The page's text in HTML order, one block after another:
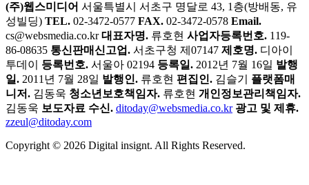
(주)웹스미디어 서울특별시 서초구 명달로 43, 1층(방배동, 유
성빌딩) TEL. 02-3472-0577 FAX. 02-3472-0578 Email.
cs@websmedia.co.kr 대표자명. 류호현 사업자등록번호. 119-
86-08635 통신판매신고업. 서초구청 제07147 제호명. 디아이
투데이
등록번호. 서울아 02194 등록일. 2012년 7월 16일 발행
일. 2011년 7월 28일 발행인. 류호현 편집인. 김슬기
플랫폼매
니저. 김동욱 청소년보호책임자. 류호현 개인정보관리책임자.
김동욱 보도자료 수신. ditoday@websmedia.co.kr 광고 및 제휴.
zzeul@ditoday.com
Copyright © 2026 Digital insignt. All Rights Reserved.